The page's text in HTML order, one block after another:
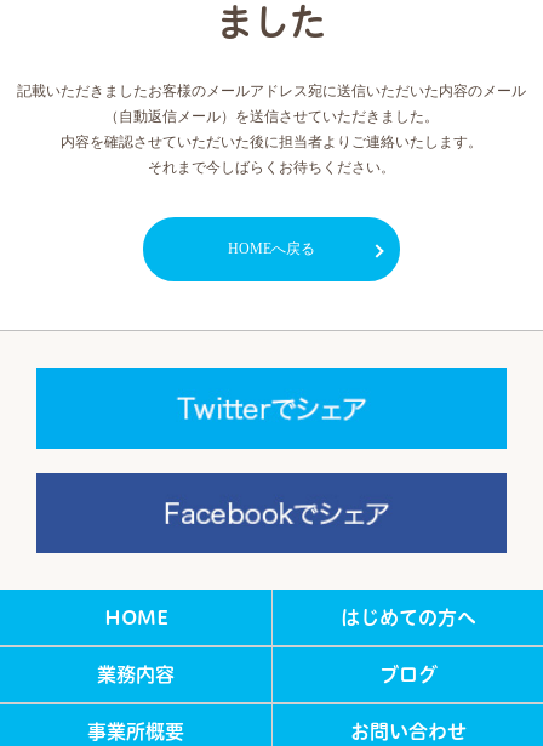
ました
記載いただきましたお客様のメールアドレス宛に送信いただいた内容のメール
（自動返信メール）を送信させていただきました。
内容を確認させていただいた後に担当者よりご連絡いたします。
それまで今しばらくお待ちください。
HOMEへ戻る
HOME はじめての方へ
業務内容 ブログ
事業所概要 お問い合わせ